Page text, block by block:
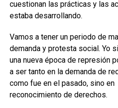
cuestionan las prácticas y las
estaba desarrollando.
Vamos a tener un periodo de
demanda y protesta social. Yo
una nueva época de represión
a ser tanto en la demanda de
como fue en el pasado, sino
reconocimiento de derechos.